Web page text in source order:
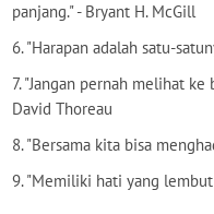
panjang." - Bryant H. McGill
6. "Harapan adalah satu-
7. "Jangan pernah melihat
David Thoreau
8. "Bersama kita bisa
9. "Memiliki hati yang